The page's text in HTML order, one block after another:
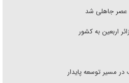
جاهلی شد
در مسیر توسعه پایدار